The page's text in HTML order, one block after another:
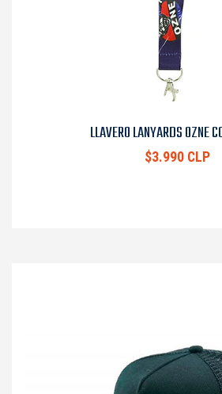
LLAVERO LANYARDS OZNE
$3.990 CLP